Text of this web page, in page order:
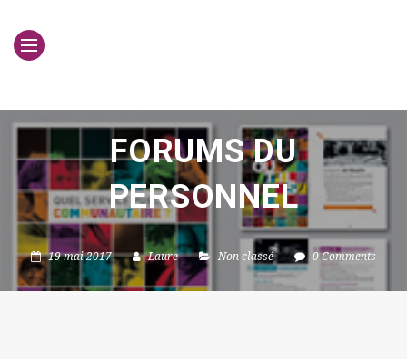
FORUMS DU
PERSONNEL
19 mai 2017 Laure Non classé 0 Comments